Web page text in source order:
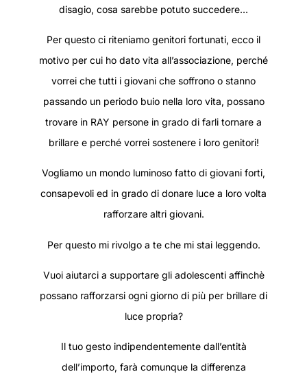
disagio, cosa sarebbe potuto succedere…
Per questo ci riteniamo genitori fortunati, ecco il
motivo per cui ho dato vita all’associazione, perché
vorrei che tutti i giovani che soffrono o stanno
passando un periodo buio nella loro vita, possano
trovare in RAY persone in grado di farli tornare a
brillare e perché vorrei sostenere i loro genitori!
Vogliamo un mondo luminoso fatto di giovani forti,
consapevoli ed in grado di donare luce a loro volta
rafforzare altri giovani.
Per questo mi rivolgo a te che mi stai leggendo.
Vuoi aiutarci a supportare gli adolescenti affinchè
possano rafforzarsi ogni giorno di più per brillare di
luce propria?
Il tuo gesto indipendentemente dall’entità
dell’importo, farà comunque la differenza